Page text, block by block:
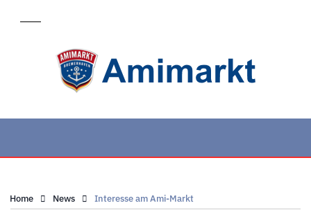
Home News Interesse am Ami-Markt